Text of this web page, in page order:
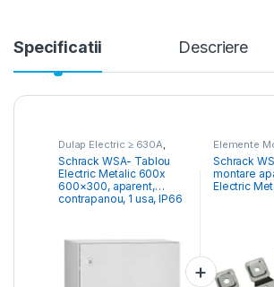
Specificatii Descriere
Dulap Electric ≥ 630A,
Tablouri Electrice
Comercial & Industrial
Schrack WSA- Tablou
Electric Metalic 600x
600×300, aparent,
contrapanou, 1 usa, IP66
Elemente
Structură-
Tablouri
Comercial
Schrack
montare
Electric